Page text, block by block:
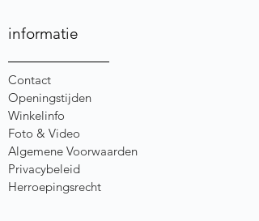
informatie
Contact
Openingstijden
Winkelinfo
Foto & Video
Algemene Voorwaarden
Privacybeleid
Herroepingsrecht